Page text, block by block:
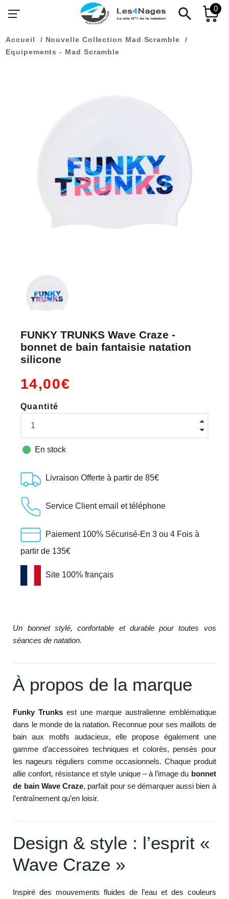
search 0
Accueil
Nouvelle Collection Mad Scramble
Equipements - Mad Scramble
FUNKY TRUNKS Wave Craze -
bonnet de bain fantaisie natation
silicone
14,00€
Quantité
 En stock
Livraison Offerte à partir de 85€
Service Client email et téléphone
Paiement 100% Sécurisé-En 3 ou 4 Fois à
partir de 135€
Site 100% français
Un bonnet stylé, confortable et durable pour toutes vos
séances de natation.
À propos de la marque
Funky Trunks est une marque australienne emblématique
dans le monde de la natation. Reconnue pour ses maillots de
bain aux motifs audacieux, elle propose également une
gamme d’accessoires techniques et colorés, pensés pour
les nageurs réguliers comme occasionnels. Chaque produit
allie confort, résistance et style unique – à l’image du bonnet
de bain Wave Craze, parfait pour se démarquer aussi bien à
l’entraînement qu’en loisir.
Design & style : l’esprit «
Wave Craze »
Inspiré des mouvements fluides de l’eau et des couleurs